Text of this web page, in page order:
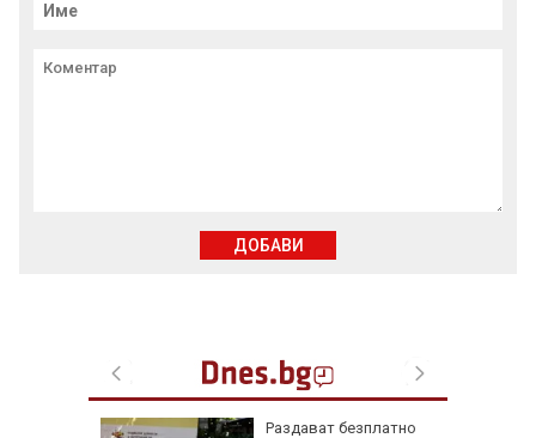
Раздават безплатно
ДОБАВИ